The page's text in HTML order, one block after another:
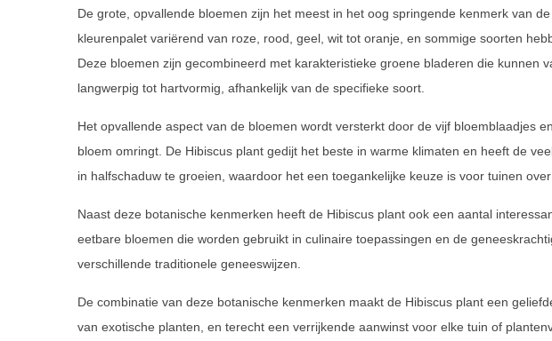
De grote, opvallende bloemen zijn het meest in het oog springende kenmerk van
kleurenpalet variërend van roze, rood, geel, wit tot oranje, en sommige soorten
Deze bloemen zijn gecombineerd met karakteristieke groene bladeren die kunnen
langwerpig tot hartvormig, afhankelijk van de specifieke soort.
Het opvallende aspect van de bloemen wordt versterkt door de vijf bloemblaadjes
bloem omringt. De Hibiscus plant gedijt het beste in warme klimaten en heeft de
in halfschaduw te groeien, waardoor het een toegankelijke keuze is voor tuinen over
Naast deze botanische kenmerken heeft de Hibiscus plant ook een aantal
eetbare bloemen die worden gebruikt in culinaire toepassingen en de
verschillende traditionele geneeswijzen.
De combinatie van deze botanische kenmerken maakt de Hibiscus plant een
van exotische planten, en terecht een verrijkende aanwinst voor elke tuin of